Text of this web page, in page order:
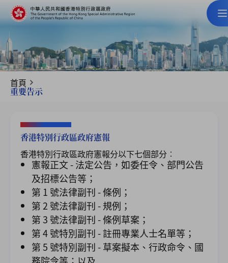
首頁
重要告示
香港特別行政區政府憲報
香港特別行政區政府憲報分以下七個部分︰
憲報正文 - 法定公告，如委任令、部門公告
及招標公告等；
第 1 號法律副刊 - 條例；
第 2 號法律副刊 - 規例；
第 3 號法律副刊 - 條例草案；
第 4 號特別副刊 - 註冊專業人士名單等；
第 5 號特別副刊 - 草案擬本、行政命令、國